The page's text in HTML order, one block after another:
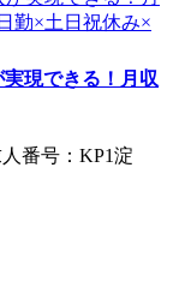
実現できる！月収
番号：KP1淀